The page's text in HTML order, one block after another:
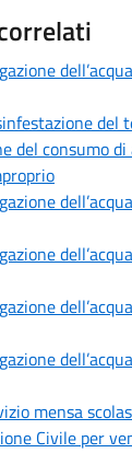
del
del consumo
mensa
Civile per